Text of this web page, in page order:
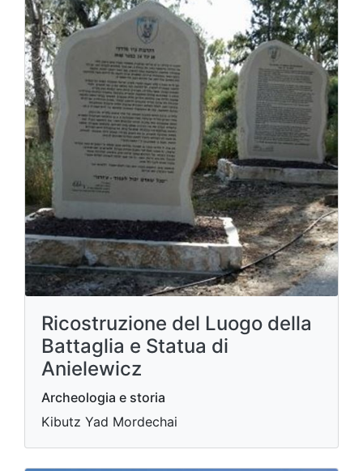
Ricostruzione del Luogo della
Battaglia e Statua di
Anielewicz
Archeologia e storia
Kibutz Yad Mordechai